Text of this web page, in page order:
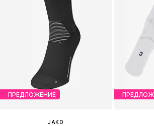
ПРЕДЛОЖЕНИЕ
JAKO